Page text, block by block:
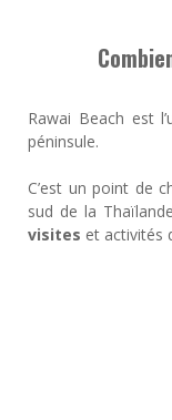
Rawai Beach est
péninsule.
C’est un point de
sud de la
visites et activités